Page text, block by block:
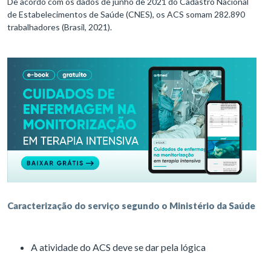
de Estabelecimentos de Saúde (CNES), os ACS somam 282.890
trabalhadores (Brasil, 2021).
Caracterização do serviço segundo o Ministério da Saúde
A atividade do ACS deve se dar pela lógica